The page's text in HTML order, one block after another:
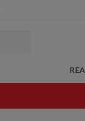
REA